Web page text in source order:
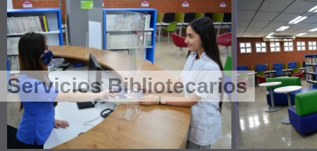
Servicios Bibliotecarios